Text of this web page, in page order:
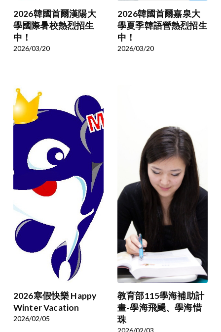
2026韓國首爾漢陽大
學國際暑校熱烈招生
中！
2026/03/20
2026韓國首爾嘉泉大
學夏季韓語營熱烈招生
中！
2026/03/20
2026寒假快樂 Happy
Winter Vacation
2026/02/05
教育部115學海補助計
畫-學海飛颺、學海惜
珠
2026/02/03